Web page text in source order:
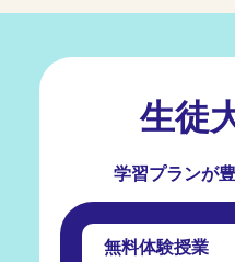
生徒
学習プランが
無料体験授業